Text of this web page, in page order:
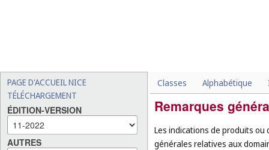
PAGE D'ACCUEIL NICE
TÉLÉCHARGEMENT
ÉDITION-VERSION
AUTRES
Classes Alphabétique
Remarques
Les indications de produits
générales relatives aux